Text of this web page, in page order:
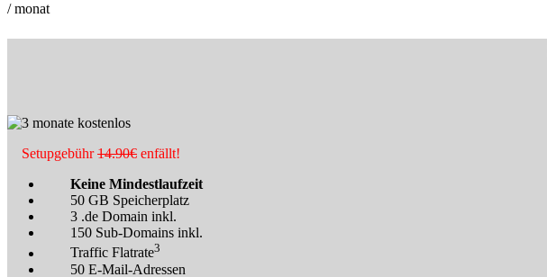
/ monat
Setupgebühr14.90€ enfällt!
Keine Mindestlaufzeit
50 GB Speicherplatz
3 .de Domain inkl.
150 Sub-Domains inkl.
Traffic Flatrate3
50 E-Mail-Adressen